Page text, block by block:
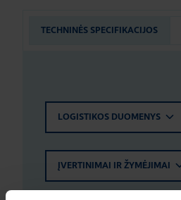
TECHNINĖS SPECIFIKACIJOS
LOGISTIKOS DUOMENYS
ĮVERTINIMAI IR ŽYMĖJIMAI